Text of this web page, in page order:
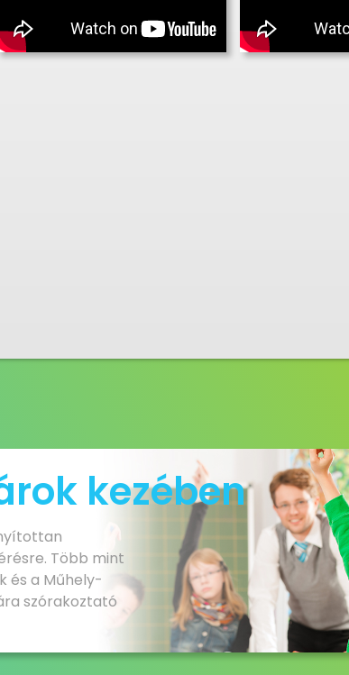
kezében
Több mint
és a Műhely-
szórakoztató